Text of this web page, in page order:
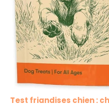
Test friandises chien :